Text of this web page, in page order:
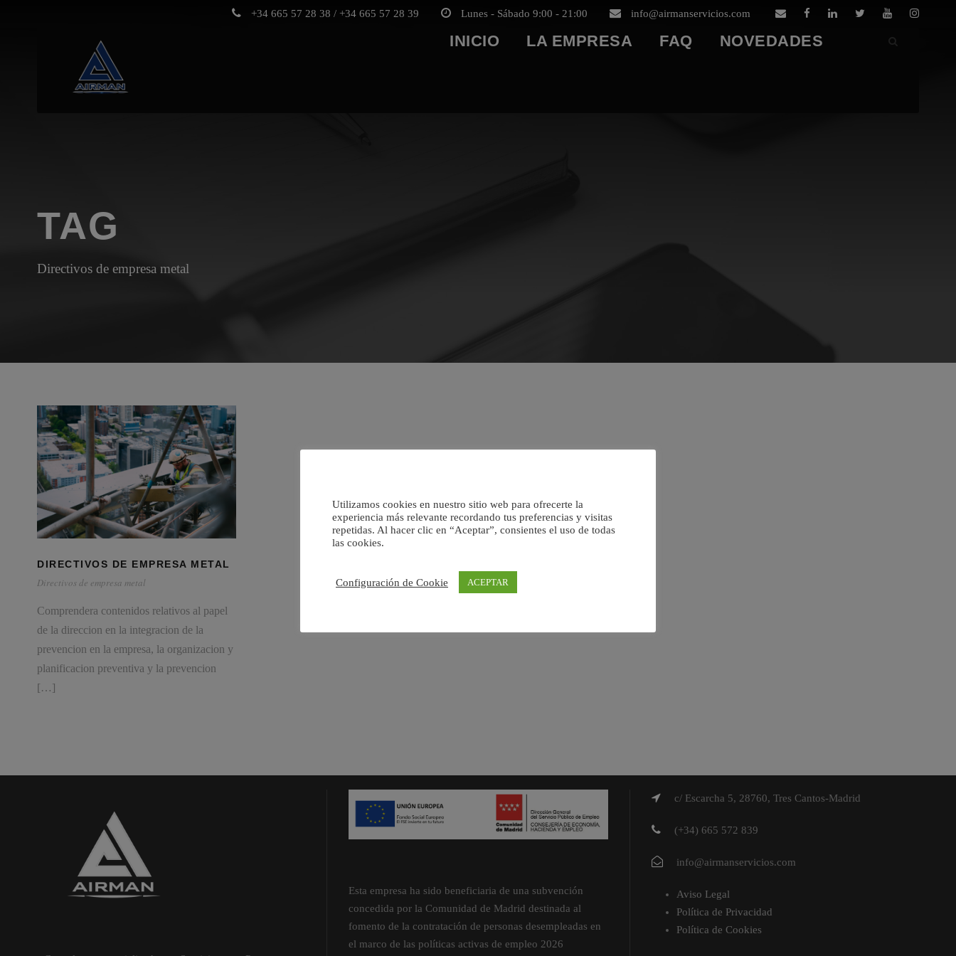
+34 665 57 28 38 / +34 665 57 28 39 Lunes - Sábado 9:00 - 21:00 info@airmanservicios.com
INICIO LA EMPRESA FAQ NOVEDADES
TAG
Directivos de empresa metal
DIRECTIVOS DE EMPRESA METAL
Directivos de empresa metal
Comprendera contenidos relativos al papel
de la direccion en la integracion de la
prevencion en la empresa, la organizacion y
planificacion preventiva y la prevencion
[…]
Esta empresa ha sido beneficiaria de una subvención
concedida por la Comunidad de Madrid destinada al
fomento de la contratación de personas desempleadas en
el marco de las políticas activas de empleo 2026
c/ Escarcha 5, 28760, Tres Cantos-Madrid
(+34) 665 572 839
info@airmanservicios.com
Aviso Legal
Política de Privacidad
Política de Cookies
Utilizamos cookies en nuestro sitio web para ofrecerte la
experiencia más relevante recordando tus preferencias y visitas
repetidas. Al hacer clic en “Aceptar”, consientes el uso de todas
las cookies.
Configuración de Cookie ACEPTAR